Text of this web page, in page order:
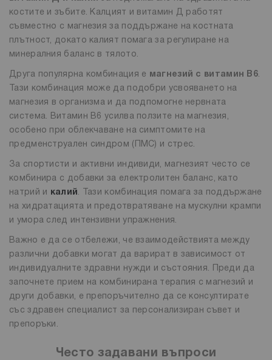
костите и зъбите. Калцият и витамин Д работят
съвместно с магнезия за поддържане на костната
плътност, докато калият помага за регулиране на
минералния баланс в тялото.
Друга популярна комбинация е магнезий с витамин B6.
Тази комбинация може да подобри усвояването на
магнезия в организма и да подпомогне нервната
система. Витамин B6 усилва ползите на магнезия,
особено при облекчаване на симптомите на
предменструален синдром (ПМС) и стрес.
За спортисти и активни индивиди, магнезият често се
комбинира с добавки за електролитен баланс, като
натрий и
калий . Тази комбинация помага за поддържане
на хидратацията и предотвратяване на мускулни крампи
и умора след интензивни упражнения.
Важно е да се отбележи, че взаимодействията между
различни добавки могат да варират в зависимост от
индивидуалните здравни нужди и състояния. Преди да
започнете прием на комбинирана терапия с магнезий и
други добавки, е препоръчително да се консултирате
със здравен специалист за персонализиран съвет и
препоръки.
Често задавани въпроси